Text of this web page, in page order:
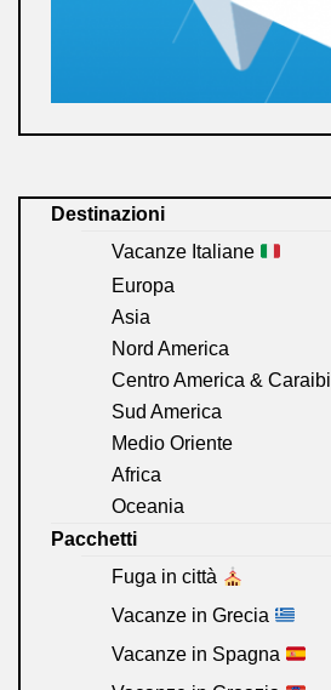
Destinazioni
Vacanze Italiane
Europa
Asia
Nord America
Centro America & Caraibi
Sud America
Medio Oriente
Africa
Oceania
Pacchetti
Fuga in città
Vacanze in Grecia
Vacanze in Spagna